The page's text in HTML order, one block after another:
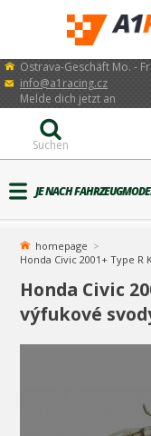
Ostrava-Geschäft Mo. -
info@a1racing.cz
Melde dich jetzt an
Suchen
JE NACH
homepage
Honda Civic 2001+ Type
Honda Civic
výfukové